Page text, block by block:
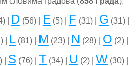
| D(56) | E (5) | F (31) | G (31) |
| L(81) | M (23) | N (28) | O (2) |
| S (76) | T (34) | U (2) | W (30) |